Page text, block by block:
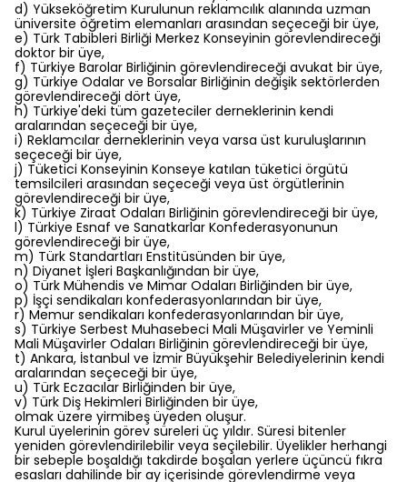
d) Yükseköğretim Kurulunun reklamcılık alanında uzman
üniversite öğretim elemanları arasından seçeceği bir üye,
e) Türk Tabibleri Birliği Merkez Konseyinin görevlendireceği
doktor bir üye,
f) Türkiye Barolar Birliğinin görevlendireceği avukat bir üye,
g) Türkiye Odalar ve Borsalar Birliğinin değişik sektörlerden
görevlendireceği dört üye,
h) Türkiye'deki tüm gazeteciler derneklerinin kendi
aralarından seçeceği bir üye,
i) Reklamcılar derneklerinin veya varsa üst kuruluşlarının
seçeceği bir üye,
j) Tüketici Konseyinin Konseye katılan tüketici örgütü
temsilcileri arasından seçeceği veya üst örgütlerinin
görevlendireceği bir üye,
k) Türkiye Ziraat Odaları Birliğinin görevlendireceği bir üye,
l) Türkiye Esnaf ve Sanatkarlar Konfederasyonunun
görevlendireceği bir üye,
m) Türk Standartları Enstitüsünden bir üye,
n) Diyanet İşleri Başkanlığından bir üye,
o) Türk Mühendis ve Mimar Odaları Birliğinden bir üye,
p) İşçi sendikaları konfederasyonlarından bir üye,
r) Memur sendikaları konfederasyonlarından bir üye,
s) Türkiye Serbest Muhasebeci Mali Müşavirler ve Yeminli
Mali Müşavirler Odaları Birliğinin görevlendireceği bir üye,
t) Ankara, İstanbul ve İzmir Büyükşehir Belediyelerinin kendi
aralarından seçeceği bir üye,
u) Türk Eczacılar Birliğinden bir üye,
v) Türk Diş Hekimleri Birliğinden bir üye,
olmak üzere yirmibeş üyeden oluşur.
Kurul üyelerinin görev süreleri üç yıldır. Süresi bitenler
yeniden görevlendirilebilir veya seçilebilir. Üyelikler herhangi
bir sebeple boşaldığı takdirde boşalan yerlere üçüncü fıkra
esasları dahilinde bir ay içerisinde görevlendirme veya